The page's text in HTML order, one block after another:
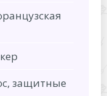
защитные